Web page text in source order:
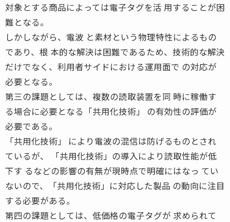
対象とする商品によっては電子タグを活 用することが困
難となる。
しかしながら、電波 と素材という物理特性によるもの
であり、根 本的な解決は困難であるため、技術的な解決
だけでなく、利用者サイドにおける運用面で の対応が
必要となる。
第三の課題としては、複数の読取装置を同 時に稼働す
る場合に必要となる「共用化技術」 の有効性の評価が
必要である。
「共用化技術」 により電波の混信は防げるものとされ
ているが、 「共用化技術」の導入により読取性能が低
下す るなどの影響の有無が現時点で明確にはなっ てい
ないので、「共用化技術」に対応した製品 の動向に注目
する必要がある。
第四の課題としては、低価格の電子タグが 求められて